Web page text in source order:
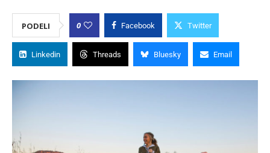
PODELI 0 Facebook Twitter
Linkedin Threads Bluesky Email